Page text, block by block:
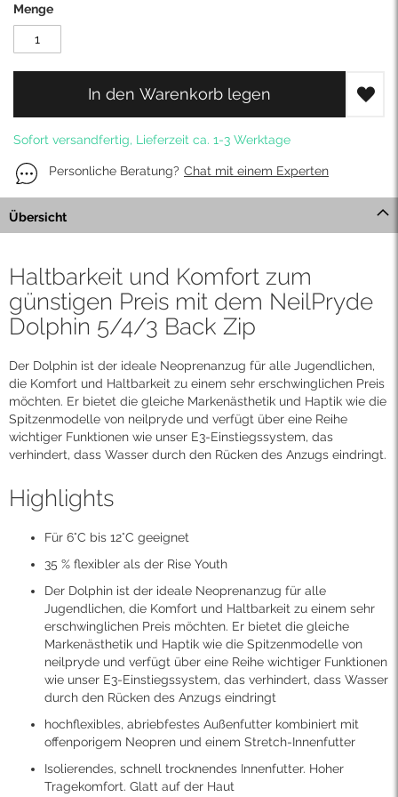
Menge
In den Warenkorb legen
Sofort versandfertig, Lieferzeit ca. 1-3 Werktage
Personliche Beratung? Chat mit einem Experten
Übersicht
Haltbarkeit und Komfort zum
günstigen Preis mit dem NeilPryde
Dolphin 5/4/3 Back Zip
Der Dolphin ist der ideale Neoprenanzug für alle Jugendlichen,
die Komfort und Haltbarkeit zu einem sehr erschwinglichen Preis
möchten. Er bietet die gleiche Markenästhetik und Haptik wie die
Spitzenmodelle von neilpryde und verfügt über eine Reihe
wichtiger Funktionen wie unser E3-Einstiegssystem, das
verhindert, dass Wasser durch den Rücken des Anzugs eindringt.
Highlights
Für 6°C bis 12°C geeignet
35 % flexibler als der Rise Youth
Der Dolphin ist der ideale Neoprenanzug für alle
Jugendlichen, die Komfort und Haltbarkeit zu einem sehr
erschwinglichen Preis möchten. Er bietet die gleiche
Markenästhetik und Haptik wie die Spitzenmodelle von
neilpryde und verfügt über eine Reihe wichtiger Funktionen
wie unser E3-Einstiegssystem, das verhindert, dass Wasser
durch den Rücken des Anzugs eindringt
hochflexibles, abriebfestes Außenfutter kombiniert mit
offenporigem Neopren und einem Stretch-Innenfutter
Isolierendes, schnell trocknendes Innenfutter. Hoher
Tragekomfort. Glatt auf der Haut